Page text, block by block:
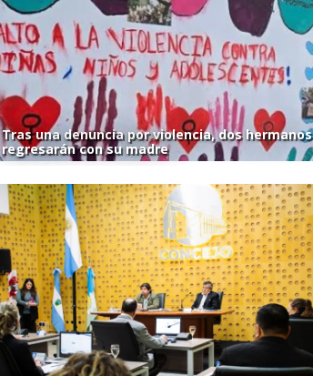
Tras una denuncia por violencia, dos hermanos
regresarán con su madre